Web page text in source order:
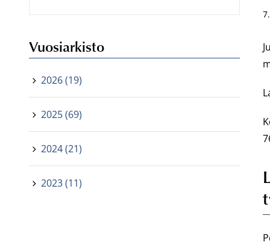
Vuosiarkisto
2026 (19)
2025 (69)
2024 (21)
2023 (11)